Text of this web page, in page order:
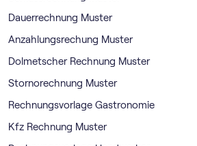
Dauerrechnung Muster
Anzahlungsrechung Muster
Dolmetscher Rechnung Muster
Stornorechnung Muster
Rechnungsvorlage Gastronomie
Kfz Rechnung Muster